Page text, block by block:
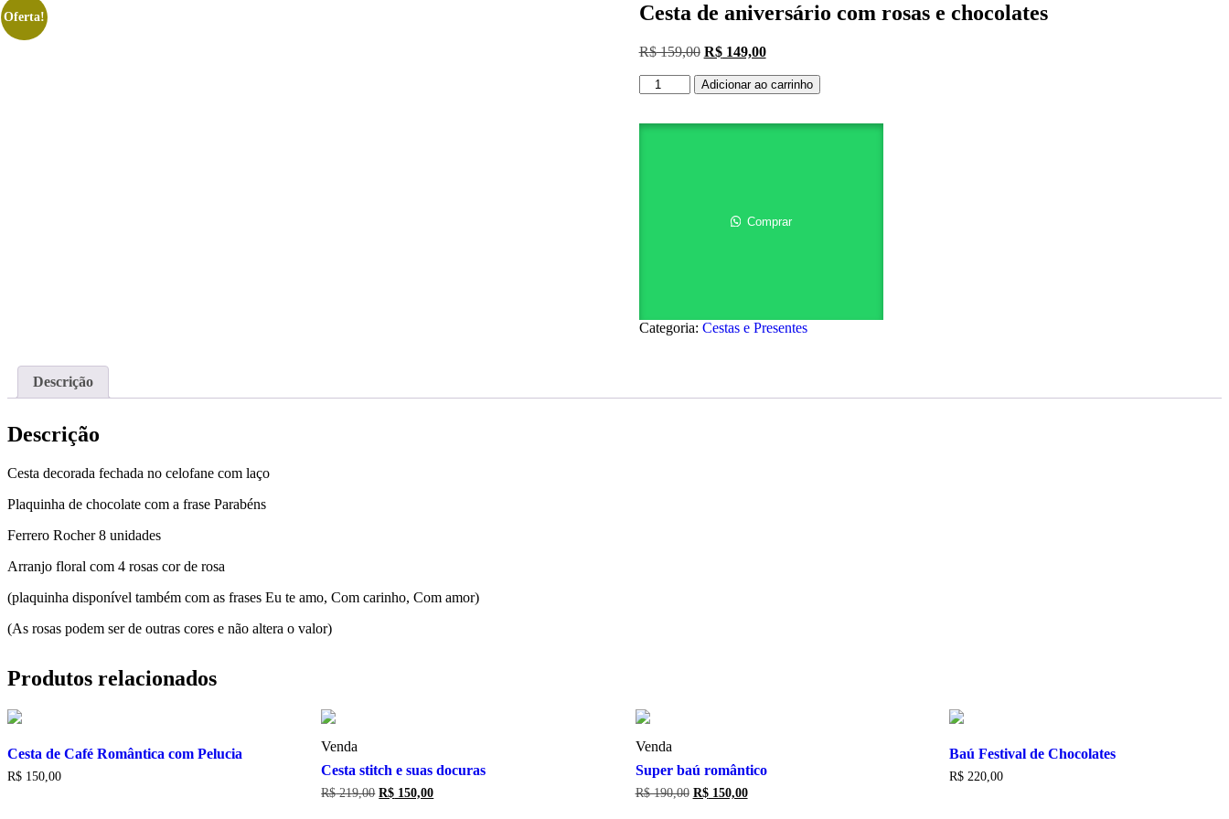
Oferta! Cesta de aniversário com rosas e chocolates
R$159,00 O
original
R$149,00O
atual
Cesta
de
com
Adicionar ao carrinho
Comprar
Categoria: Cestas e Presentes
Descrição
Descrição
Cesta decorada fechada no celofane com laço
Plaquinha de chocolate com a frase Parabéns
Ferrero Rocher 8 unidades
Arranjo floral com 4 rosas cor de rosa
(plaquinha disponível também com as frases Eu te amo, Com carinho, Com amor)
(As rosas podem ser de outras cores e não altera o valor)
Produtos relacionados
Cesta de Café Romântica com Pelucia
R$ 150,00
Venda
Cesta stitch e suas docuras
R$219,00 O
R$ 150,00O
Venda
Super baú romântico
R$190,00 O
R$150,00O
Baú Festival de Chocolates
R$220,00